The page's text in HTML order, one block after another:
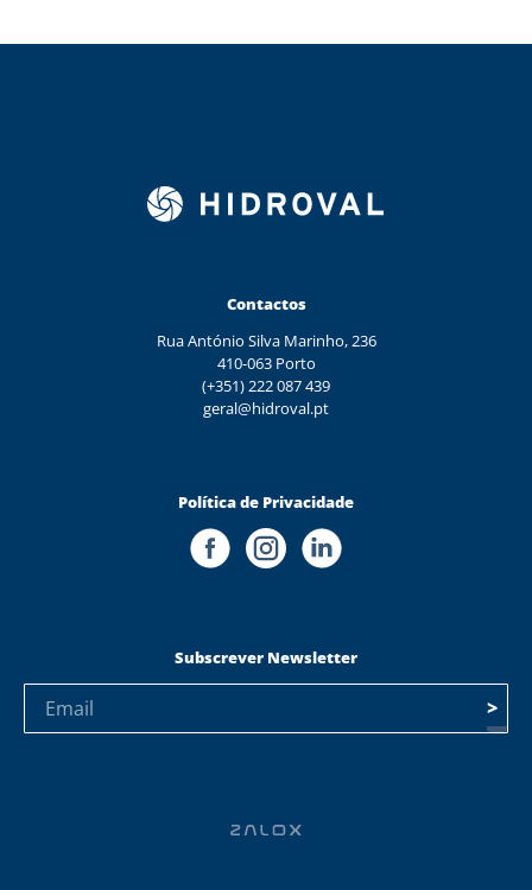
Contactos
Rua António Silva Marinho, 236
410-063 Porto
(+351) 222 087 439
geral@hidroval.pt
Política de Privacidade
Subscrever Newsletter
>